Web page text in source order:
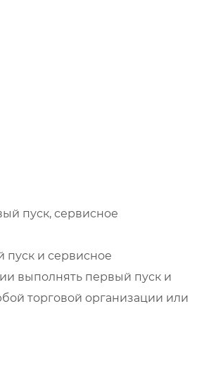
пуск, сервисное
и сервисное
выполнять первый пуск и
торговой организации или